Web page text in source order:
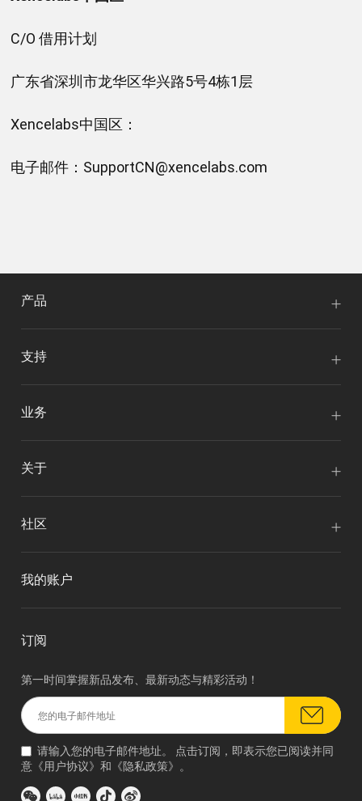
C/O 借用计划
广东省深圳市龙华区华兴路5号4栋1层
Xencelabs中国区：
电子邮件： SupportCN@xencelabs.com
产品
支持
业务
关于
社区
我的账户
订阅
第一时间掌握新品发布、最新动态与精彩活动！
请输入您的电子邮件地址。 点击订阅，即表示您已阅读并同
意《用户协议》和《隐私政策》。